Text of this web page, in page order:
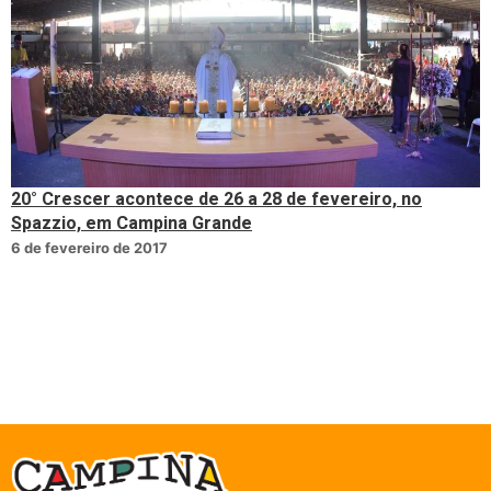
20° Crescer acontece de 26 a 28 de fevereiro, no
Spazzio, em Campina Grande
6 de fevereiro de 2017